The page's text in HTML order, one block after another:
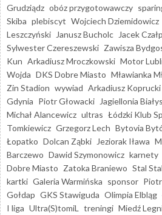
Grudziądz obóz przygotowawczy
Skiba plebiscyt Wojciech Dziemidowicz
Leszczyński
Janusz Bucholc Jacek
Sylwester Czereszewski Zawisza
Kun Arkadiusz Mroczkowski Motor
Wojda DKS Dobre Miasto Mławianka
Zin Stadion wywiad Arkadiusz Koprucki
Gdynia Piotr Głowacki Jagiellonia
Michał Alancewicz ultras Łódzki Klub
Tomkiewicz Grzegorz Lech Bytovia
Łopatko Dolcan Ząbki Jeziorak Iława
Barczewo Dawid Szymonowicz karnety
Dobre Miasto Zatoka Braniewo Stal
kartki Galeria Warmińska sponsor
Gołdap GKS Stawiguda Olimpia Elbląg
I liga Ultra(S)tomiL treningi Miedź